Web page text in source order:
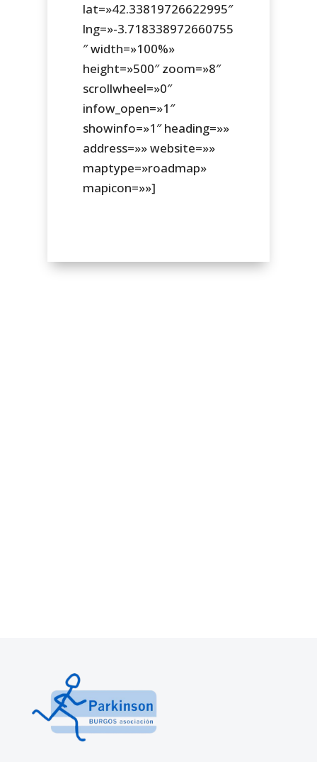
lat=»42.33819726622995″
lng=»-3.718338972660755
″ width=»100%»
height=»500″ zoom=»8″
scrollwheel=»0″
infow_open=»1″
showinfo=»1″ heading=»»
address=»» website=»»
maptype=»roadmap»
mapicon=»»]